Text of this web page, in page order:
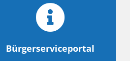
Bürgerserviceportal